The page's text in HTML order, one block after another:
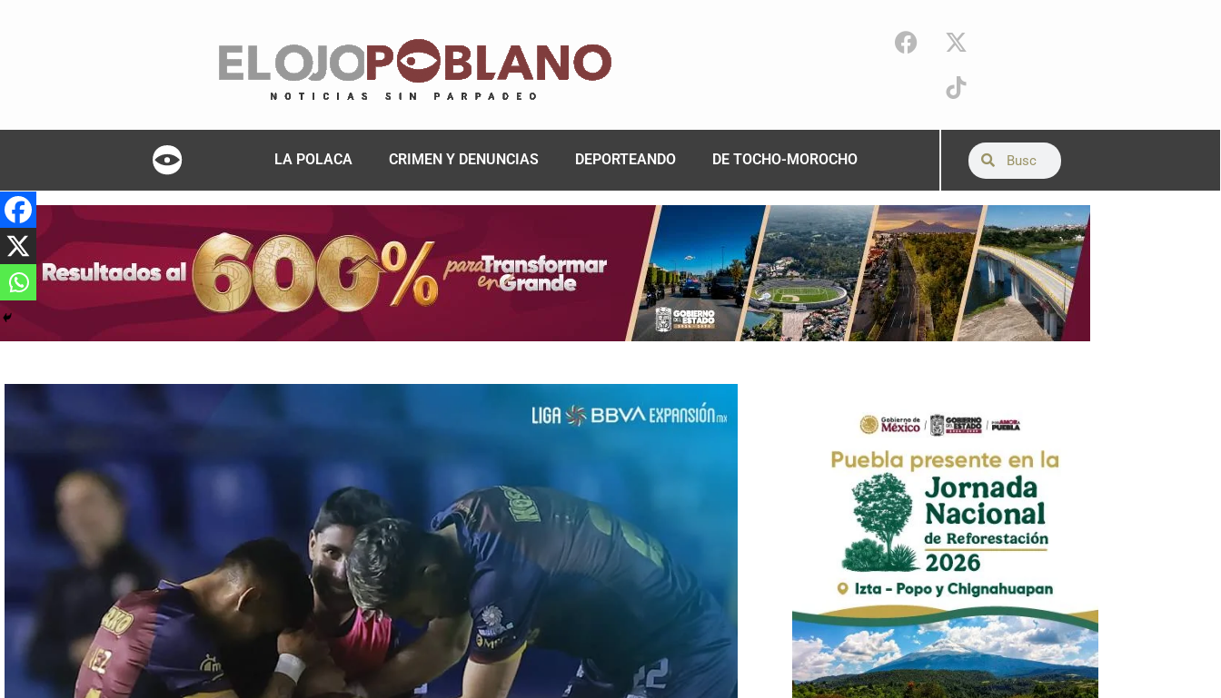
LA POLACA CRIMEN Y DENUNCIAS DEPORTEANDO DE TOCHO-MOROCHO